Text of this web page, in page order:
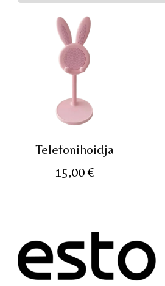
Telefonihoidja
15,00€